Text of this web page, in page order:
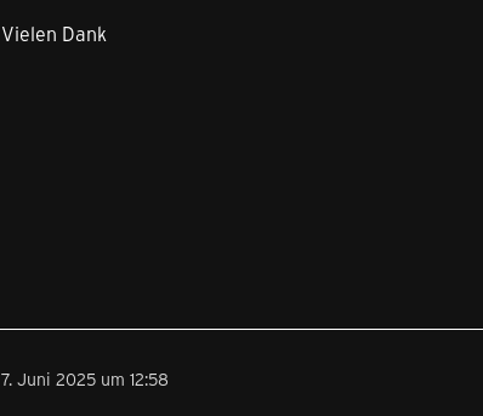
Vielen Dank
7. Juni 2025 um 12:58